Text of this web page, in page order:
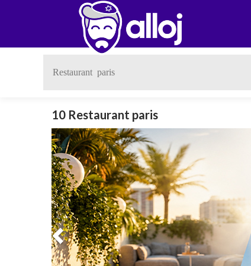
10 Restaurant paris
Previous